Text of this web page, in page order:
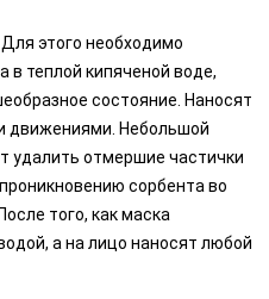
этого необходимо
в теплой кипяченой воде,
состояние. Наносят
движениями. Небольшой
удалить отмершие частички
сорбента во
того, как маска
а на лицо наносят любой